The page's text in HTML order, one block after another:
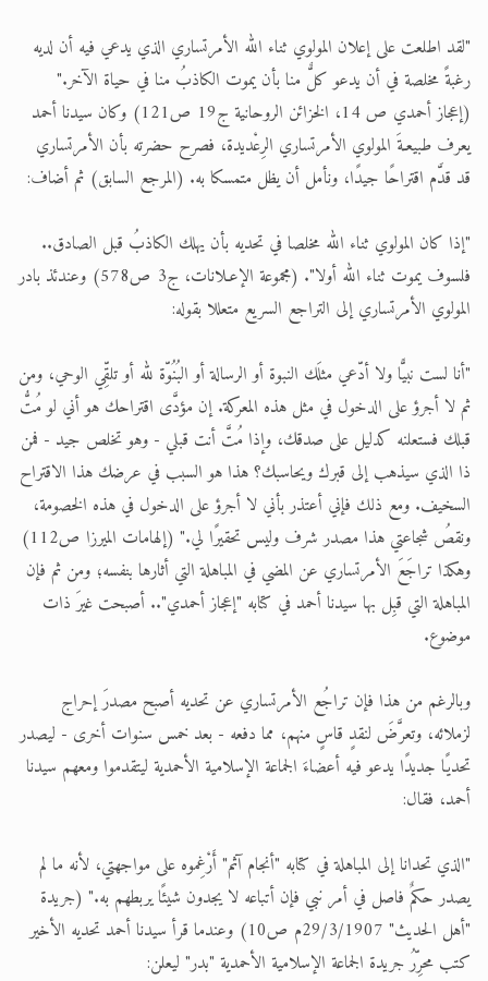
"لقد اطلعت على إعلان المولوي ثناء الله الأمرتساري الذي يدعي فيه أن لديه
رغبةً مخلصة في أن يدعو كلٌّ منا بأن يموت الكاذبُ منا في حياة الآخر."
(إعجاز أحمدي ص 14، الخزائن الروحانية ج19 ص121) وكان سيدنا أحمد
يعرف طبيعـةَ المولوي الأمرتساري الرِعْديدة، فصرح حضرته بأن الأمرتساري
قد قدَّم اقتراحًا جيدًا، ونأمل أن يظل متمسكا به. (المرجع السابق) ثم أضاف:
"إذا كان المولوي ثناء الله مخلصا في تحديه بأن يهلك الكاذبُ قبل الصادق..
فلسوف يموت ثناء الله أولا". (مجموعة الإعـلانات، ج3 ص578) وعندئذ بادر
المولوي الأمرتساري إلى التراجع السريع متعللا بقوله:
"أنا لست نبيًّا ولا أدّعي مثلَك النبوة أو الرسالة أو البُنُوّة لله أو تلقِّي الوحي، ومن
ثم لا أجرؤ على الدخول في مثل هذه المعركة. إن مؤدَّى اقتراحك هو أني لو مُتُّ
قبلك فستعلنه كدليل على صدقك، وإذا مُتَّ أنت قبلي - وهو تخلص جيد - فمن
ذا الذي سيذهب إلى قبرك ويحاسبك؟ هذا هو السبب في عرضك هذا الاقتراح
السخيف. ومع ذلك فإني أعتذر بأني لا أجرؤ على الدخول في هذه الخصومة،
ونقصُ شجاعتي هذا مصدر شرف وليس تحقيرًا لي." (إلهامات الميرزا ص112)
وهكذا تراجَعَ الأمرتساري عن المضي في المباهلة التي أثارها بنفسه؛ ومن ثم فإن
المباهلة التي قبِل بها سيدنا أحمد في كتابه "إعجاز أحمدي".. أصبحت غيرَ ذات
موضوع.
وبالرغم من هذا فإن تراجُع الأمرتساري عن تحديه أصبح مصدرَ إحراج
لزملائه، وتعرَّضَ لنقدٍ قاسٍ منهم، مما دفعه - بعد خمس سنوات أخرى - ليصدر
تحديًا جديدًا يدعو فيه أعضاءَ الجماعة الإسلامية الأحمدية ليتقدموا ومعهم سيدنا
أحمد، فقال:
"الذي تحدانا إلى المباهلة في كتابه "أنجام آثم" أَرْغِموه على مواجهتي، لأنه ما لم
يصدر حكمٌ فاصل في أمر نبي فإن أتباعه لا يجدون شيئًا يربطهم به." (جريدة
"أهل الحديث" 29/3/1907م ص10) وعندما قرأ سيدنا أحمد تحديه الأخير
كتب محرِّرُ جريدة الجماعة الإسلامية الأحمدية "بدر" ليعلن: